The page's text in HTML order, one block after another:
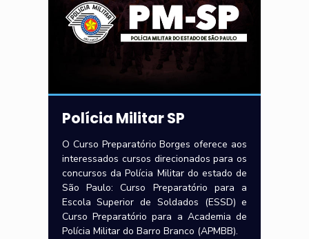
Polícia Militar SP
O Curso Preparatório Borges oferece aos
interessados cursos direcionados para os
concursos da Polícia Militar do estado de
São Paulo: Curso Preparatório para a
Escola Superior de Soldados (ESSD) e
Curso Preparatório para a Academia de
Polícia Militar do Barro Branco (APMBB).